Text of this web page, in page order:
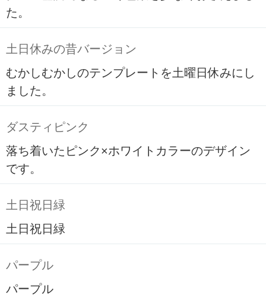
た。
土日休みの昔バージョン
むかしむかしのテンプレートを土曜日休みにし
ました。
ダスティピンク
落ち着いたピンク×ホワイトカラーのデザイン
です。
土日祝日緑
土日祝日緑
パープル
パープル